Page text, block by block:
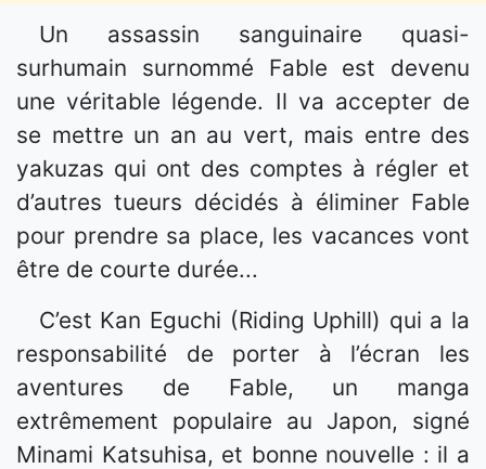
Un assassin sanguinaire quasi-
surhumain surnommé Fable est devenu
une véritable légende. Il va accepter de
se mettre un an au vert, mais entre des
yakuzas qui ont des comptes à régler et
d’autres tueurs décidés à éliminer Fable
pour prendre sa place, les vacances vont
être de courte durée...
C’est Kan Eguchi (Riding Uphill) qui a la
responsabilité de porter à l’écran les
aventures de Fable, un manga
extrêmement populaire au Japon, signé
Minami Katsuhisa, et bonne nouvelle : il a